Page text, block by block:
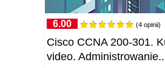
6.00 (4 opinii)
Cisco CCNA 200-301.
video.